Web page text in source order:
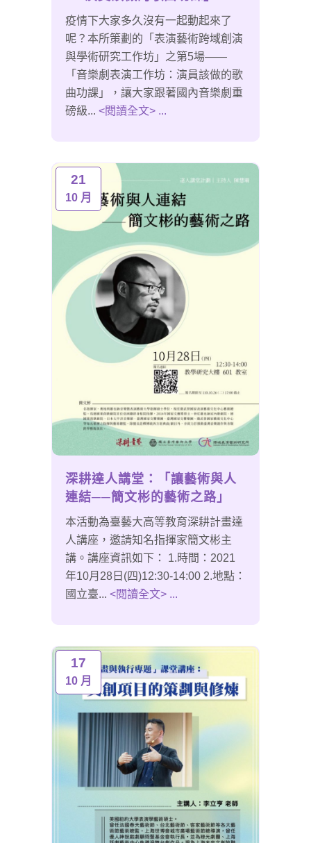
疫情下大家多久沒有一起動起來了
呢？本所策劃的「表演藝術跨域創演
與學術研究工作坊」之第5場——
「音樂劇表演工作坊：演員該做的歌
曲功課」，讓大家跟著國內音樂劇重
磅級... <閱讀全文> ...
21
10 月
深耕達人講堂：「讓藝術與人
連結──簡文彬的藝術之路」
本活動為臺藝大高等教育深耕計畫達
人講座，邀請知名指揮家簡文彬主
講。講座資訊如下： 1.時間：2021
年10月28日(四)12:30-14:00 2.地點：
國立臺... <閱讀全文> ...
17
10 月